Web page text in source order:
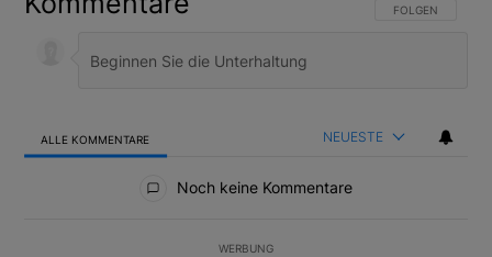
FOLGE DIESER
FOLGEN
ALLE KOMMENTARE NEUESTE
Noch keine Kommentare
WERBUNG